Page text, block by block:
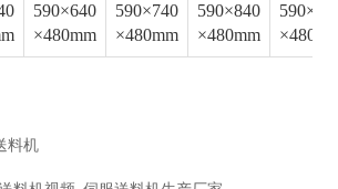
590×640
×480mm
590×740
×480mm
590×840
×480mm
料机